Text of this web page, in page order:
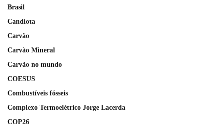
Brasil
Candiota
Carvão
Carvão Mineral
Carvão no mundo
COESUS
Combustíveis fósseis
Complexo Termoelétrico Jorge Lacerda
COP26